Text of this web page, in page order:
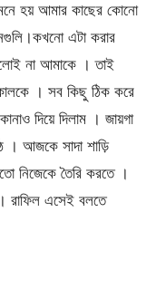
হয় আমার কাছের কোনো
এটা করার
না আমাকে । তাই
। সব কিছু ঠিক করে
দিয়ে দিলাম । জায়গা
। আজকে সাদা শাড়ি
নিজেকে তৈরি করতে ।
রাফিল এসেই বলতে